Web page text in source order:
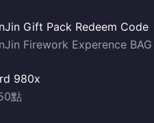
Gift Pack Redeem Code
Firework Experence BAG
980x
點